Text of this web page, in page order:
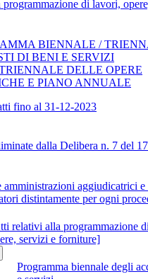
di lavori,
BIENNALE /
DI BENI E SERVIZI
DELLE OPERE
E PIANO ANNUALE
fino al 31-12-2023
dalla Delibera n. 7 del
amministrazioni aggiudicatrici e
distintamente per ogni
relativi alla programmazione
servizi e forniture]
Programma biennale degli